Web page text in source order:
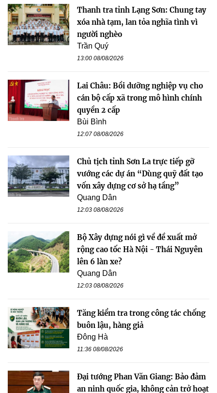
Thanh tra tỉnh Lạng Sơn: Chung tay
xóa nhà tạm, lan tỏa nghĩa tình vì
người nghèo
Trần Quý
13:00 08/08/2026
Lai Châu: Bồi dưỡng nghiệp vụ cho
cán bộ cấp xã trong mô hình chính
quyền 2 cấp
Bùi Bình
12:07 08/08/2026
Chủ tịch tỉnh Sơn La trực tiếp gỡ
vướng các dự án “Dùng quỹ đất tạo
vốn xây dựng cơ sở hạ tầng”
Quang Dân
12:03 08/08/2026
Bộ Xây dựng nói gì về đề xuất mở
rộng cao tốc Hà Nội - Thái Nguyên
lên 6 làn xe?
Quang Dân
12:03 08/08/2026
Tăng kiểm tra trong công tác chống
buôn lậu, hàng giả
Đông Hà
11:36 08/08/2026
Đại tướng Phan Văn Giang: Bảo đảm
an ninh quốc gia, không cản trở hoạt